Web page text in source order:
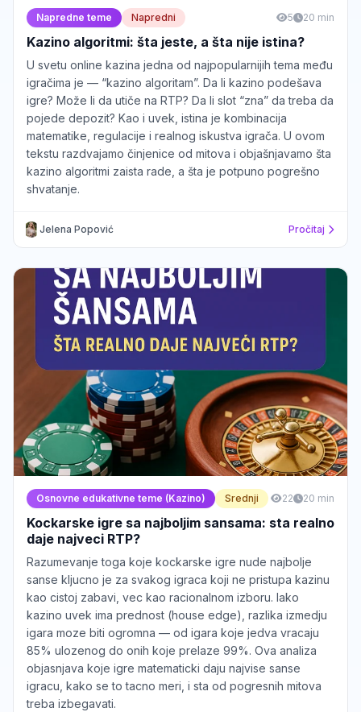
Napredne teme Napredni 5 20 min
Kazino algoritmi: šta jeste, a šta nije istina?
U svetu online kazina jedna od najpopularnijih tema među
igračima je — “kazino algoritam”. Da li kazino podešava
igre? Može li da utiče na RTP? Da li slot “zna” da treba da
pojede depozit? Kao i uvek, istina je kombinacija
matematike, regulacije i realnog iskustva igrača. U ovom
tekstu razdvajamo činjenice od mitova i objašnjavamo šta
kazino algoritmi zaista rade, a šta je potpuno pogrešno
shvatanje.
Jelena Popović Pročitaj
Osnovne edukativne teme (Kazino) Srednji 22 20 min
Kockarske igre sa najboljim sansama: sta realno
daje najveci RTP?
Razumevanje toga koje kockarske igre nude najbolje
sanse kljucno je za svakog igraca koji ne pristupa kazinu
kao cistoj zabavi, vec kao racionalnom izboru. Iako
kazino uvek ima prednost (house edge), razlika izmedju
igara moze biti ogromna — od igara koje jedva vracaju
85% ulozenog do onih koje prelaze 99%. Ova analiza
objasnjava koje igre matematicki daju najvise sanse
igracu, kako se to tacno meri, i sta od pogresnih mitova
treba izbegavati.